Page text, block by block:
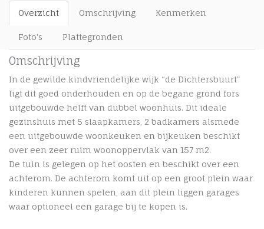
Overzicht
Omschrijving Kenmerken
Foto's Plattegronden
Omschrijving
In de gewilde kindvriendelijke wijk “de Dichtersbuurt”
ligt dit goed onderhouden en op de begane grond fors
uitgebouwde helft van dubbel woonhuis. Dit ideale
gezinshuis met 5 slaapkamers, 2 badkamers alsmede
een uitgebouwde woonkeuken en bijkeuken beschikt
over een zeer ruim woonoppervlak van 157 m2.
De tuin is gelegen op het oosten en beschikt over een
achterom. De achterom komt uit op een groot plein waar
kinderen kunnen spelen, aan dit plein liggen garages
waar optioneel een garage bij te kopen is.